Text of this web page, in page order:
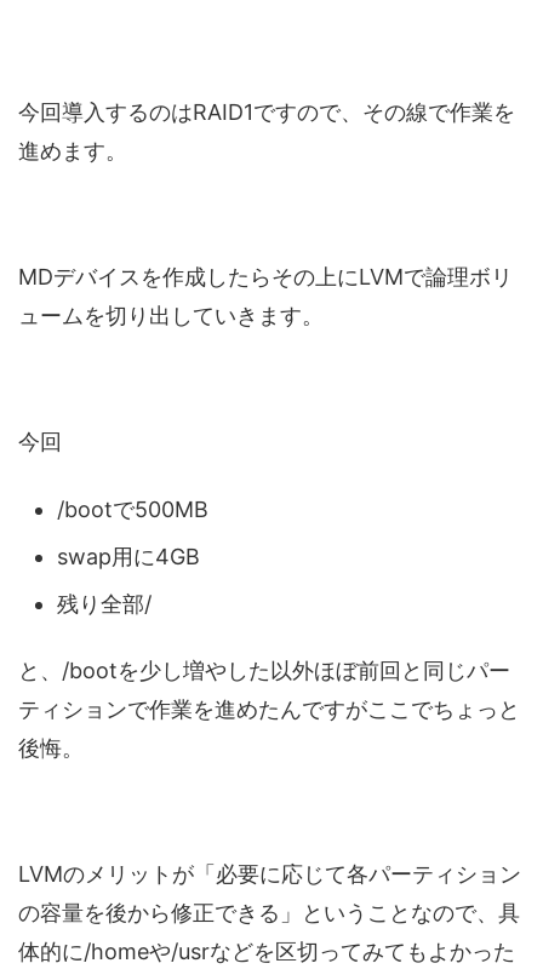
今回導入するのはRAID1ですので、その線で作業を
進めます。
MDデバイスを作成したらその上にLVMで論理ボリ
ュームを切り出していきます。
今回
/bootで500MB
swap用に4GB
残り全部/
と、/bootを少し増やした以外ほぼ前回と同じパー
ティションで作業を進めたんですがここでちょっと
後悔。
LVMのメリットが「必要に応じて各パーティション
の容量を後から修正できる」ということなので、具
体的に/homeや/usrなどを区切ってみてもよかった